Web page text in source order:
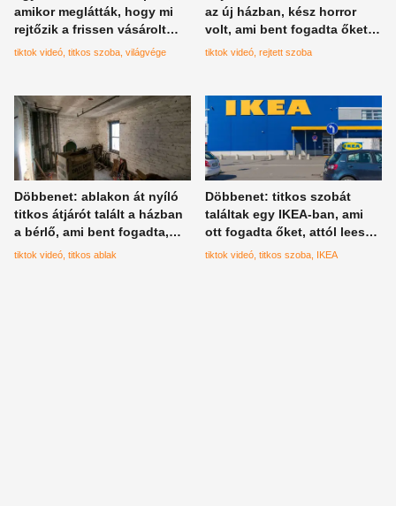
amikor meglátták, hogy mi
rejtőzik a frissen vásárolt
otthonuk falaiban - az előző
tiktok videó titkos szoba világvége
az új házban, kész horror
volt, ami bent fogadta őket -
Tiktok-videó
tiktok videó rejtett szoba
Döbbenet: ablakon át nyíló
titkos átjárót talált a házban
a bérlő, ami bent fogadta,
arra a legvadabb álmaiban
tiktok videó titkos ablak
Döbbenet: titkos szobát
találtak egy IKEA-ban, ami
ott fogadta őket, attól leesett
az álluk - több százezren
tiktok videó titkos szoba IKEA